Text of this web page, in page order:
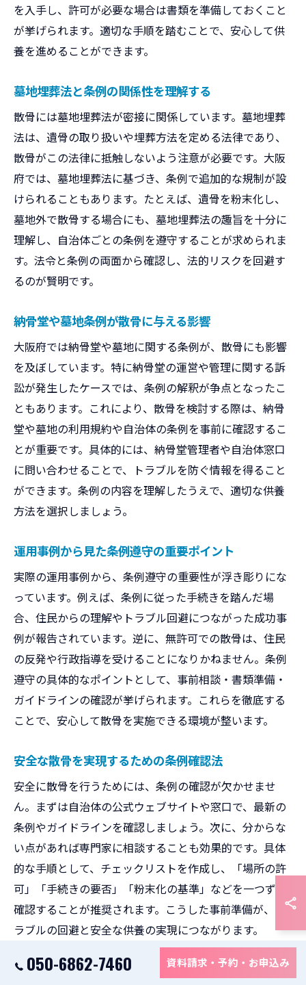
を入手し、許可が必要な場合は書類を準備しておくこと
が挙げられます。適切な手順を踏むことで、安心して供
養を進めることができます。
墓地埋葬法と条例の関係性を理解する
散骨には墓地埋葬法が密接に関係しています。墓地埋葬
法は、遺骨の取り扱いや埋葬方法を定める法律であり、
散骨がこの法律に抵触しないよう注意が必要です。大阪
府では、墓地埋葬法に基づき、条例で追加的な規制が設
けられることもあります。たとえば、遺骨を粉末化し、
墓地外で散骨する場合にも、墓地埋葬法の趣旨を十分に
理解し、自治体ごとの条例を遵守することが求められま
す。法令と条例の両面から確認し、法的リスクを回避す
るのが賢明です。
納骨堂や墓地条例が散骨に与える影響
大阪府では納骨堂や墓地に関する条例が、散骨にも影響
を及ぼしています。特に納骨堂の運営や管理に関する訴
訟が発生したケースでは、条例の解釈が争点となったこ
ともあります。これにより、散骨を検討する際は、納骨
堂や墓地の利用規約や自治体の条例を事前に確認するこ
とが重要です。具体的には、納骨堂管理者や自治体窓口
に問い合わせることで、トラブルを防ぐ情報を得ること
ができます。条例の内容を理解したうえで、適切な供養
方法を選択しましょう。
運用事例から見た条例遵守の重要ポイント
実際の運用事例から、条例遵守の重要性が浮き彫りにな
っています。例えば、条例に従った手続きを踏んだ場
合、住民からの理解やトラブル回避につながった成功事
例が報告されています。逆に、無許可での散骨は、住民
の反発や行政指導を受けることになりかねません。条例
遵守の具体的なポイントとして、事前相談・書類準備・
ガイドラインの確認が挙げられます。これらを徹底する
ことで、安心して散骨を実施できる環境が整います。
安全な散骨を実現するための条例確認法
安全に散骨を行うためには、条例の確認が欠かせませ
ん。まずは自治体の公式ウェブサイトや窓口で、最新の
条例やガイドラインを確認しましょう。次に、分からな
い点があれば専門家に相談することも効果的です。具体
的な手順として、チェックリストを作成し、「場所の許
可」「手続きの要否」「粉末化の基準」などを一つずつ
確認することが推奨されます。こうした事前準備が、ト
ラブルの回避と安全な供養の実現につながります。
050-6862-7460 資料請求・予約・お申込み